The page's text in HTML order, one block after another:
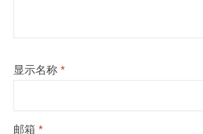
显示名称 *
邮箱 *